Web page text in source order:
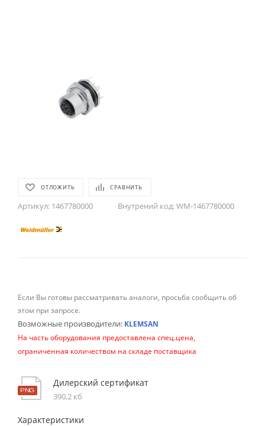
ОТЛОЖИТЬ СРАВНИТЬ
Артикул: 1467780000 Внутрений код:WM-1467780000
Если Вы готовы рассматривать аналоги, просьба сообщить об
этом при запросе.
Возможные производители: KLEMSAN
На часть оборудования предоставлена спец.цена,
ограниченная количеством на складе поставщика
Дилерский сертификат
390,2 кб
Характеристики